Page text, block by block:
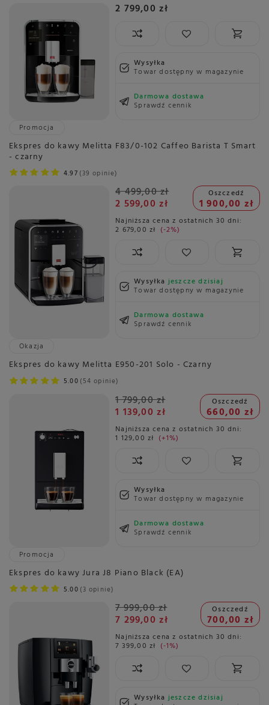
2 799,00 zł
Wysyłka
Towar dostępny w magazynie
Darmowa dostawa
Sprawdź cennik
Promocja
Ekspres do kawy Melitta F83/0-102 Caffeo Barista T Smart
- czarny
4.97 39 opinie
4 499,00 zł
2 599,00 zł
Oszczedź
1 900,00 zł
Najniższa cena z ostatnich 30 dni:
2 679,00 zł -2%
Wysyłkajeszcze dzisiaj
Towar dostępny w magazynie
Darmowa dostawa
Sprawdź cennik
Okazja
Ekspres do kawy Melitta E950-201 Solo - Czarny
5.00 54 opinie
1 799,00 zł
1 139,00 zł
Oszczedź
660,00 zł
Najniższa cena z ostatnich 30 dni:
1 129,00 zł +1%
Wysyłka
Towar dostępny w magazynie
Darmowa dostawa
Sprawdź cennik
Promocja
Ekspres do kawy Jura J8 Piano Black (EA)
5.00 3 opinie
7 999,00 zł
7 299,00 zł
Oszczedź
700,00 zł
Najniższa cena z ostatnich 30 dni:
7 399,00 zł -1%
Wysyłkajeszcze dzisiaj